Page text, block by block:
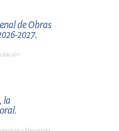
de Obras
2027.
la